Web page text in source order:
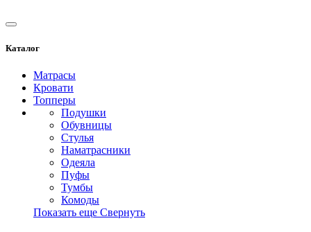
Каталог
Матрасы
Кровати
Топперы
Подушки
Обувницы
Стулья
Наматрасники
Одеяла
Пуфы
Тумбы
Комоды
Показать еще Свернуть